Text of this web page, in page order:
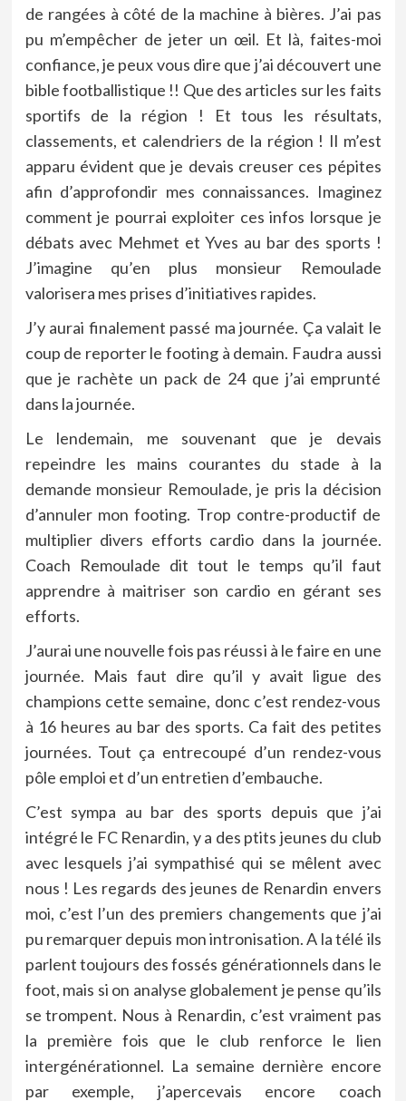
de rangées à côté de la machine à bières. J’ai pas
pu m’empêcher de jeter un œil. Et là, faites-moi
confiance, je peux vous dire que j’ai découvert une
bible footballistique !! Que des articles sur les faits
sportifs de la région ! Et tous les résultats,
classements, et calendriers de la région ! Il m’est
apparu évident que je devais creuser ces pépites
afin d’approfondir mes connaissances. Imaginez
comment je pourrai exploiter ces infos lorsque je
débats avec Mehmet et Yves au bar des sports !
J’imagine qu’en plus monsieur Remoulade
valorisera mes prises d’initiatives rapides.
J’y aurai finalement passé ma journée. Ça valait le
coup de reporter le footing à demain. Faudra aussi
que je rachète un pack de 24 que j’ai emprunté
dans la journée.
Le lendemain, me souvenant que je devais
repeindre les mains courantes du stade à la
demande monsieur Remoulade, je pris la décision
d’annuler mon footing. Trop contre-productif de
multiplier divers efforts cardio dans la journée.
Coach Remoulade dit tout le temps qu’il faut
apprendre à maitriser son cardio en gérant ses
efforts.
J’aurai une nouvelle fois pas réussi à le faire en une
journée. Mais faut dire qu’il y avait ligue des
champions cette semaine, donc c’est rendez-vous
à 16 heures au bar des sports. Ca fait des petites
journées. Tout ça entrecoupé d’un rendez-vous
pôle emploi et d’un entretien d’embauche.
C’est sympa au bar des sports depuis que j’ai
intégré le FC Renardin, y a des ptits jeunes du club
avec lesquels j’ai sympathisé qui se mêlent avec
nous ! Les regards des jeunes de Renardin envers
moi, c’est l’un des premiers changements que j’ai
pu remarquer depuis mon intronisation. A la télé ils
parlent toujours des fossés générationnels dans le
foot, mais si on analyse globalement je pense qu’ils
se trompent. Nous à Renardin, c’est vraiment pas
la première fois que le club renforce le lien
intergénérationnel. La semaine dernière encore
par exemple, j’apercevais encore coach